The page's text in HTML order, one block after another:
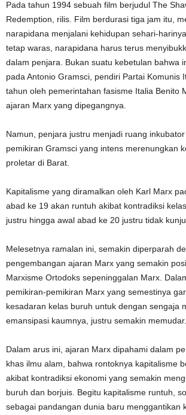
Pada tahun 1994 sebuah film berjudul The
Redemption, rilis. Film berdurasi tiga jam itu,
narapidana menjalani kehidupan sehari-
tetap waras, narapidana harus terus
dalam penjara. Bukan suatu kebetulan bahwa
pada Antonio Gramsci, pendiri Partai Komunis
tahun oleh pemerintahan fasisme Italia Benito
ajaran Marx yang dipegangnya.
Namun, penjara justru menjadi ruang
pemikiran Gramsci yang intens merenungkan
proletar di Barat.
Kapitalisme yang diramalkan oleh Karl Marx
abad ke 19 akan runtuh akibat kontradiksi
justru hingga awal abad ke 20 justru tidak
Melesetnya ramalan ini, semakin diperparah
pengembangan ajaran Marx yang semakin
Marxisme Ortodoks sepeninggalan Marx.
pemikiran-pemikiran Marx yang semestinya
kesadaran kelas buruh untuk dengan sengaja
emansipasi kaumnya, justru semakin memudar.
Dalam arus ini, ajaran Marx dipahami dalam
khas ilmu alam, bahwa rontoknya kapitalisme
akibat kontradiksi ekonomi yang semakin
buruh dan borjuis. Begitu kapitalisme runtuh,
sebagai pandangan dunia baru menggantikan